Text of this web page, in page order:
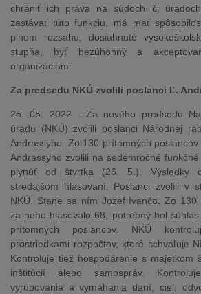
chrániť ich práva na súdoch či
zastávať túto funkciu, má mať
plnom rozsahu, dosiahnuté
stupňa, byť bezúhonný a
organizáciami.
Za predsedu NKÚ zvolili poslanci Ľ.
25. 05. 2022 - Za nového predsedu
úradu (NKÚ) zvolili poslanci Národnej
Andrassyho. Zo 130 prítomných poslancov
Andrassyho zvolili na sedemročné
plynúť od štvrtka (26. 5.). Výsledky
stredajšom hlasovaní. Poslanci zvolili v
NKÚ. Stane sa ním Jozef Ivančo. Zo 130
za neho hlasovalo 68, potrebný bol
prítomných poslancov. NKÚ
prostriedkami rozpočtov, ktoré schvaľuje
Kontroluje tiež hospodárenie s majetkom
inštitúcií alebo samospráv.
vyrubovania a vymáhania daní, ciel,